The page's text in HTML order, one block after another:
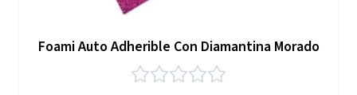
Foami Auto Adherible Con Diamantina Morado